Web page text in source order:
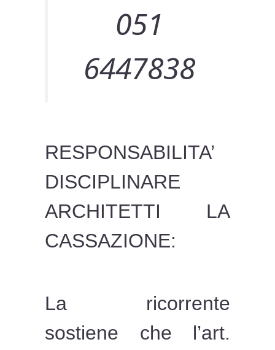
051
6447838
RESPONSABILITA’
DISCIPLINARE
ARCHITETTI LA
CASSAZIONE:
La ricorrente
sostiene che l’art.